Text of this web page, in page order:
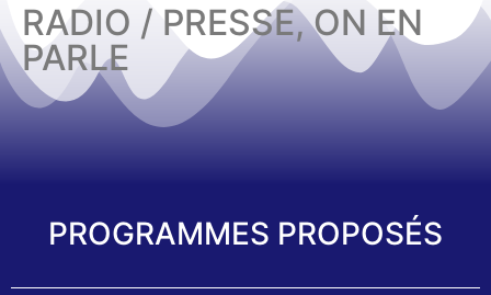
RADIO / PRESSE, ON EN
PARLE
PROGRAMMES PROPOSÉS